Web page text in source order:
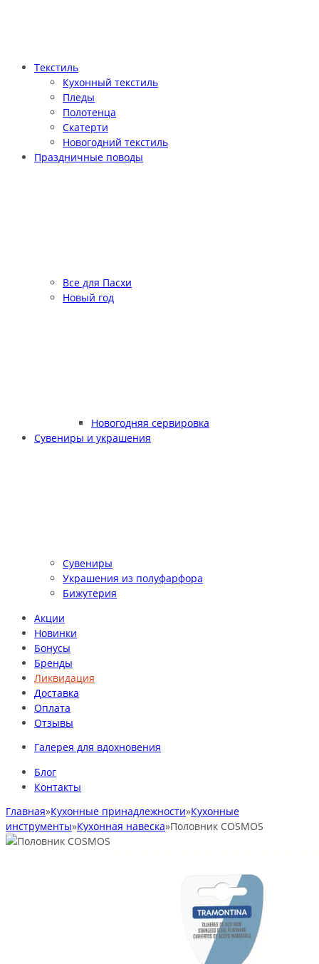
Текстиль
Кухонный текстиль
Пледы
Полотенца
Скатерти
Новогодний текстиль
Праздничные поводы
Все для Пасхи
Новый год
Новогодняя сервировка
Сувениры и украшения
Сувениры
Украшения из полуфарфора
Бижутерия
Акции
Новинки
Бонусы
Бренды
Ликвидация
Доставка
Оплата
Отзывы
Галерея для вдохновения
Блог
Контакты
Главная»Кухонные принадлежности»Кухонные
инструменты»Кухонная навеска»Половник COSMOS